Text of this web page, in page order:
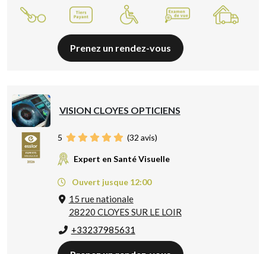
Prenez un rendez-vous
VISION CLOYES OPTICIENS
5 (32 avis)
Expert en Santé Visuelle
Ouvert jusque 12:00
15 rue nationale
28220 CLOYES SUR LE LOIR
+33237985631